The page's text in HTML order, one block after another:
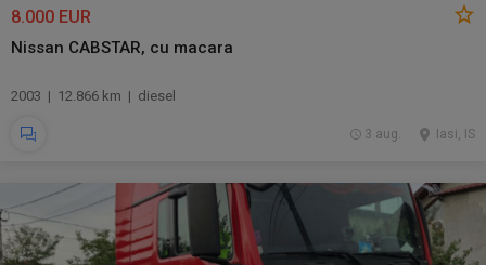
8.000 EUR
Nissan CABSTAR, cu macara
2003 | 12.866 km | diesel
Iasi, IS
3 aug.